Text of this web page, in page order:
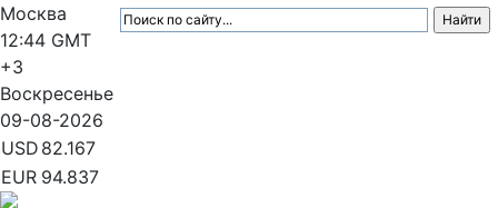
Москва
12:44 GMT
+3
Воскресенье
09-08-2026
USD 82.167
EUR 94.837